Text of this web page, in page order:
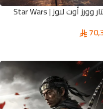
ستار وورز أوت لاوز | Star Wars